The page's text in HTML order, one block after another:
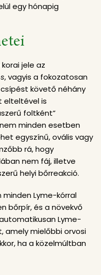
egy hónapig
jele az
, vagyis a fokozatosan
követő néhány
elteltével is
foltként”
minden esetben
egyszínű, ovális vagy
rá, hogy
nem fáj, illetve
helyi bőrreakció.
minden Lyme-kórral
bőrpír, és a növekvő
Lyme-
amely mielőbbi orvosi
ha a közelmúltban